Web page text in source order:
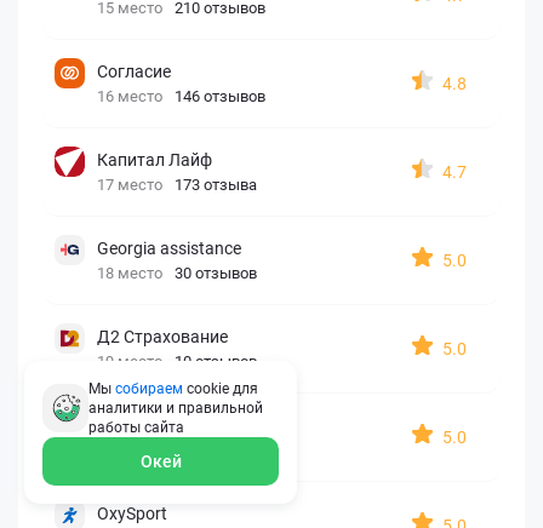
15 место 210 отзывов
Согласие
16 место 146 отзывов
4.8
Капитал Лайф
17 место 173 отзыва
4.7
Georgia assistance
18 место 30 отзывов
5.0
Д2 Страхование
19 место 10 отзывов
5.0
АйАйСи
5.0
OxySport
Мы собираем cookie для
аналитики и правильной
работы сайта
Окей